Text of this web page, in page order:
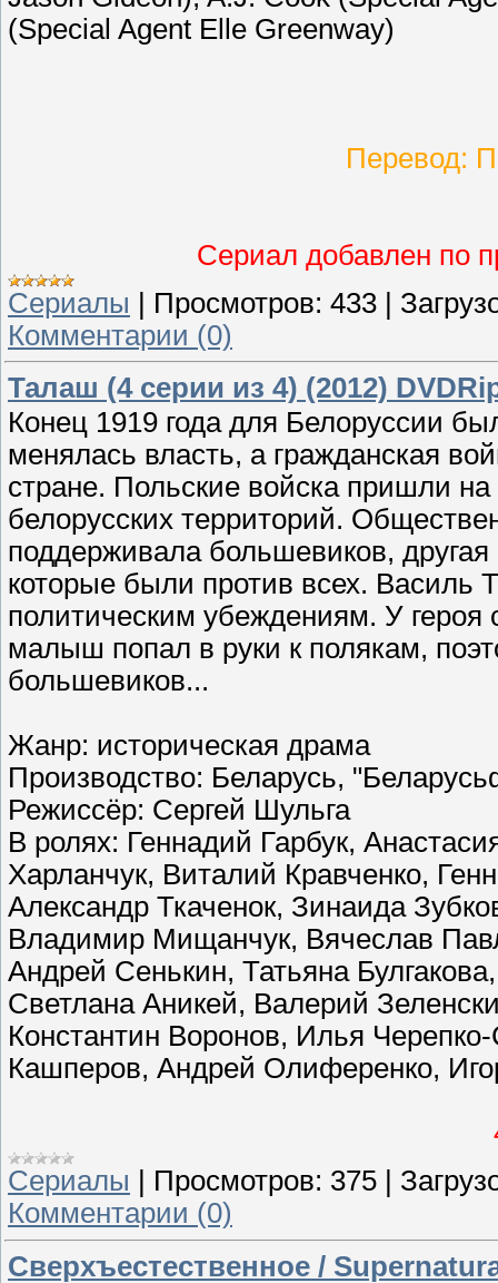
(Special Agent Elle Greenway)
Перевод:
Сериал добавлен по
Сериалы | Просмотров: 433 |
Комментарии (0)
Талаш (4 серии из 4) (2012)
Конец 1919 года для Белоруссии
менялась власть, а гражданская
стране. Польские войска пришли
белорусских территорий.
поддерживала большевиков,
которые были против всех. Василь
политическим убеждениям. У
малыш попал в руки к полякам,
большевиков...
Жанр: историческая драма
Производство: Беларусь,
Режисcёр: Сергей Шульга
В ролях: Геннадий Гарбук,
Харланчук, Виталий Кравченко,
Александр Ткаченок, Зинаида
Владимир Мищанчук, Вячеслав
Андрей Сенькин, Татьяна
Светлана Аникей, Валерий
Константин Воронов, Илья
Кашперов, Андрей Олиференко,
Сериалы
Просмотров: 375
Комментарии (0)
Сверхъестественное /